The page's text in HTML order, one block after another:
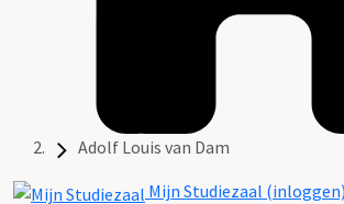
Adolf Louis van Dam
Mijn Studiezaal (inloggen)